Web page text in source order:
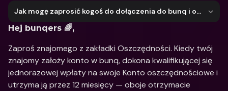
Jak mogę zaprosić kogoś do dołączenia do bunq i otrzymać Odsetki bonusowe?
Hej bunqers 🌈,
Zaproś znajomego z zakładki Oszczędności. Kiedy twój
znajomy założy konto w bunq, dokona kwalifikującej się
jednorazowej wpłaty na swoje Konto oszczędnościowe i
utrzyma ją przez 12 miesięcy — oboje otrzymacie